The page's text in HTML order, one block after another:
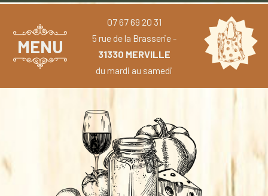
MENU
07 67 69 20 31
5 rue de la Brasserie -
31330 MERVILLE
du mardi au samedi